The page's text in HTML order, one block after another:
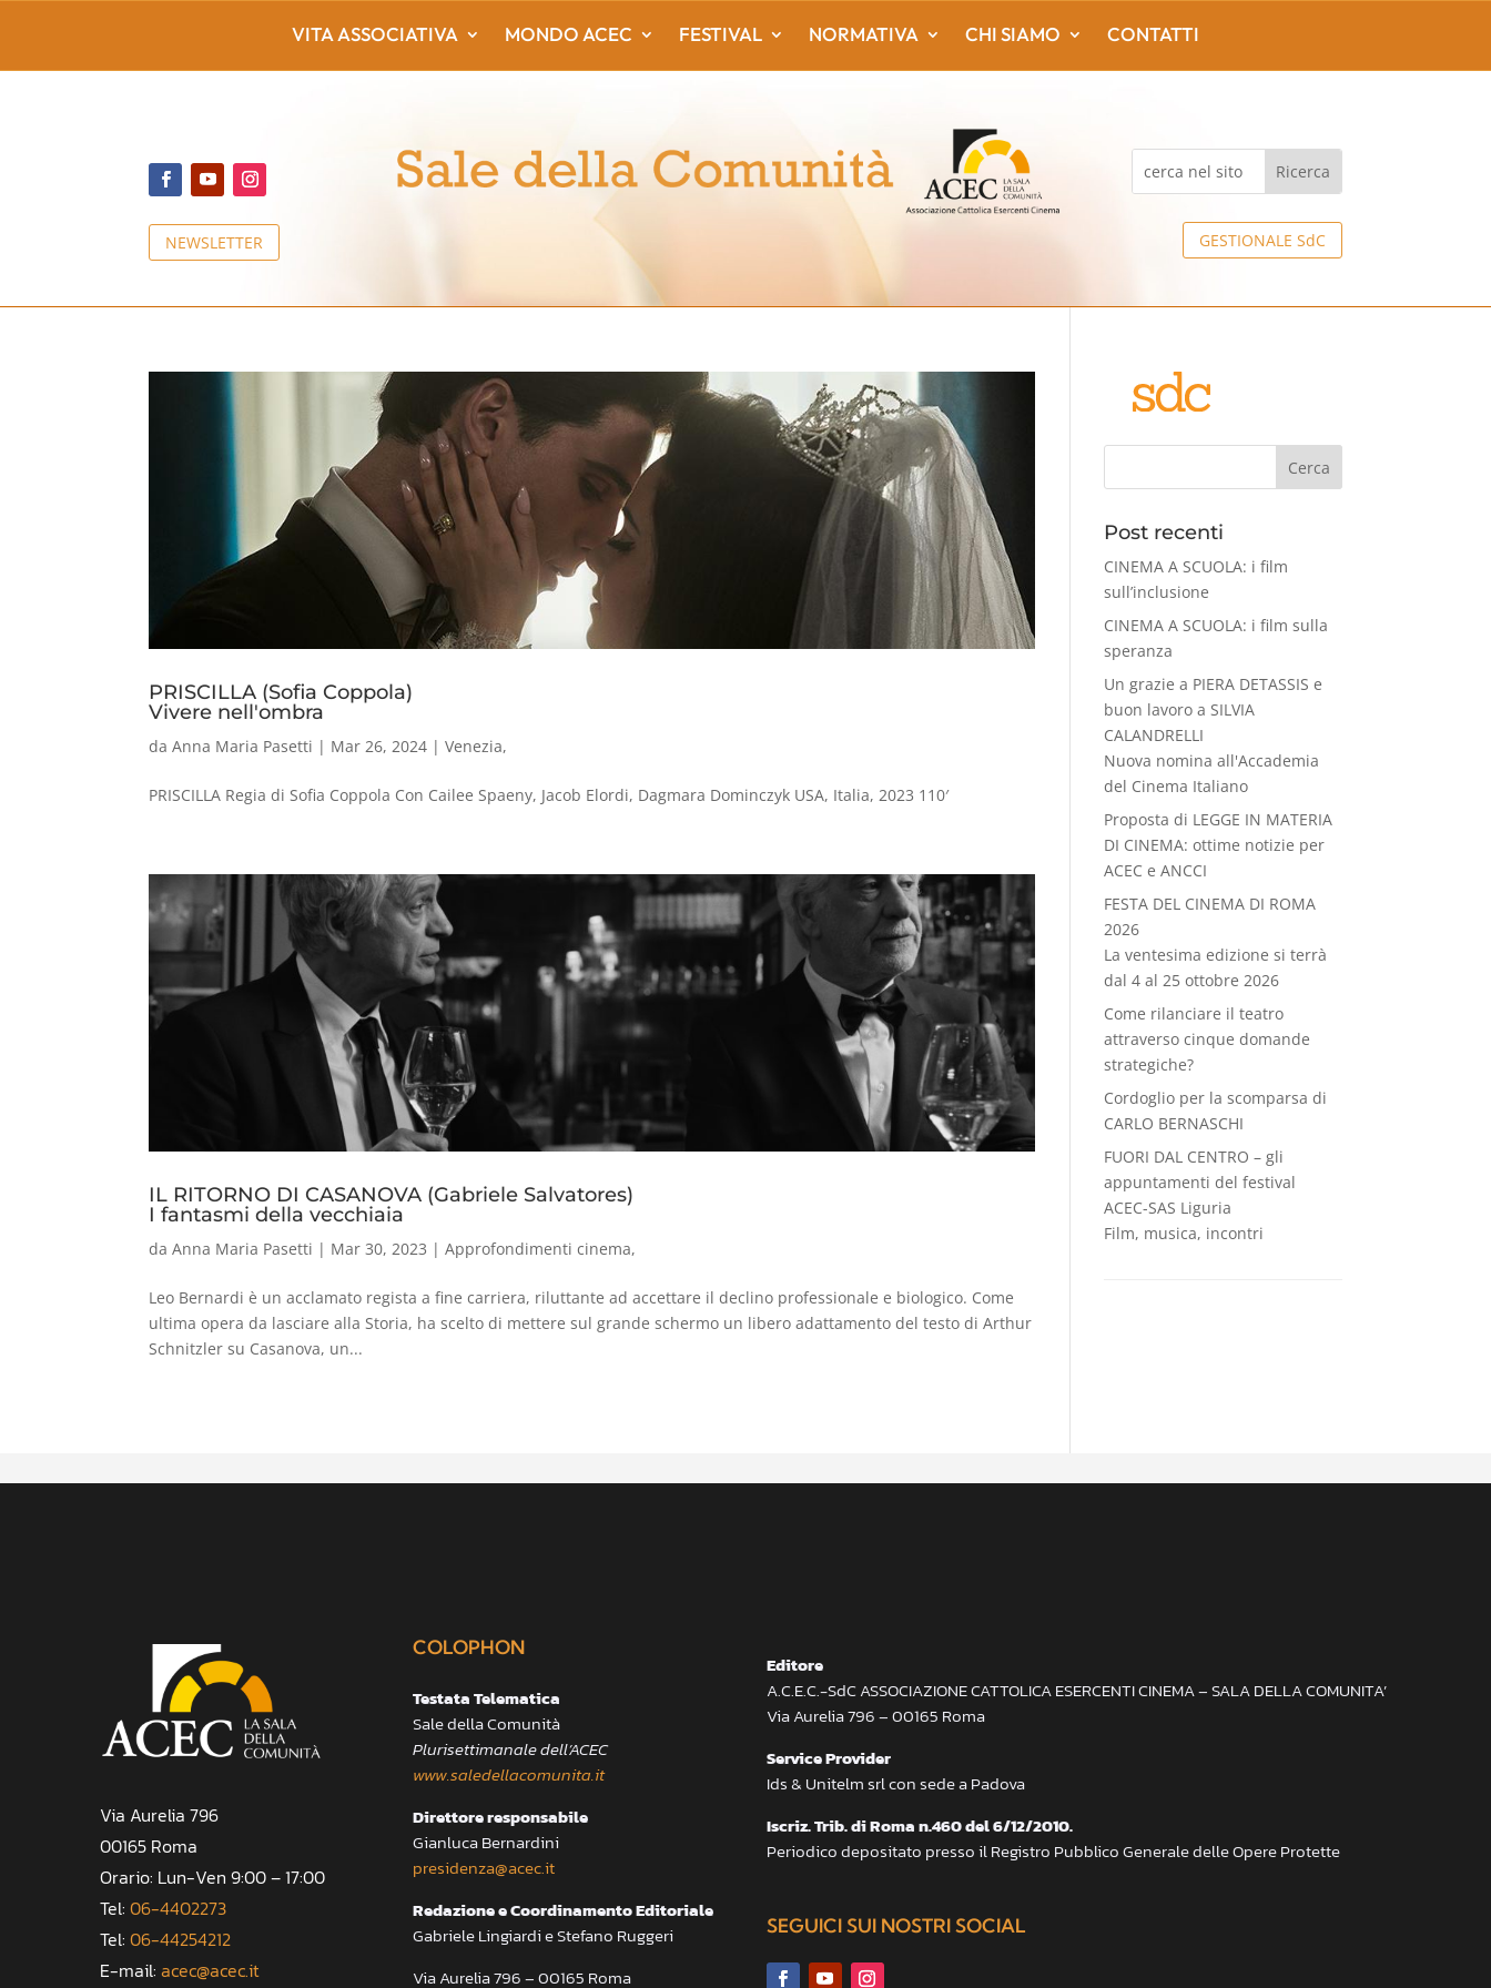
NEWSLETTER GESTIONALE SdC
VITA ASSOCIATIVA MONDO ACEC FESTIVAL NORMATIVA CHI SIAMO CONTATTI
PRISCILLA (Sofia Coppola)
Vivere nell'ombra
daAnna Maria Pasetti | Mar 26, 2024 |Venezia,
PRISCILLA Regia di Sofia Coppola Con Cailee Spaeny, Jacob Elordi, Dagmara Dominczyk USA, Italia, 2023 110′
IL RITORNO DI CASANOVA (Gabriele Salvatores)
I fantasmi della vecchiaia
daAnna Maria Pasetti | Mar 30, 2023 |Approfondimenti cinema,
Leo Bernardi è un acclamato regista a fine carriera, riluttante ad accettare il declino professionale e biologico. Come
ultima opera da lasciare alla Storia, ha scelto di mettere sul grande schermo un libero adattamento del testo di Arthur
Schnitzler su Casanova, un...
Cerca
Post recenti
CINEMA A SCUOLA: i film
sull’inclusione
CINEMA A SCUOLA: i film sulla
speranza
Un grazie a PIERA DETASSIS e
buon lavoro a SILVIA
CALANDRELLI
Nuova nomina all'Accademia
del Cinema Italiano
Proposta di LEGGE IN MATERIA
DI CINEMA: ottime notizie per
ACEC e ANCCI
FESTA DEL CINEMA DI ROMA
2026
La ventesima edizione si terrà
dal 4 al 25 ottobre 2026
Come rilanciare il teatro
attraverso cinque domande
strategiche?
Cordoglio per la scomparsa di
CARLO BERNASCHI
FUORI DAL CENTRO – gli
appuntamenti del festival
ACEC-SAS Liguria
Film, musica, incontri
Via Aurelia 796
00165 Roma
Orario: Lun-Ven 9:00 – 17:00
Tel: 06-4402273
Tel: 06-44254212
E-mail: acec@acec.it
COLOPHON
Testata Telematica
Sale della Comunità
Plurisettimanale dell’ACEC
www.saledellacomunita.it
Direttore responsabile
Gianluca Bernardini
presidenza@acec.it
Redazione e Coordinamento Editoriale
Gabriele Lingiardi e Stefano Ruggeri
Via Aurelia 796 – 00165 Roma
Editore
A.C.E.C.-SdC ASSOCIAZIONE CATTOLICA ESERCENTI CINEMA – SALA DELLA COMUNITA’
Via Aurelia 796 – 00165 Roma
Service Provider
Ids & Unitelm srl con sede a Padova
Iscriz. Trib. di Roma n.460 del 6/12/2010.
Periodico depositato presso il Registro Pubblico Generale delle Opere Protette
SEGUICI SUI NOSTRI SOCIAL